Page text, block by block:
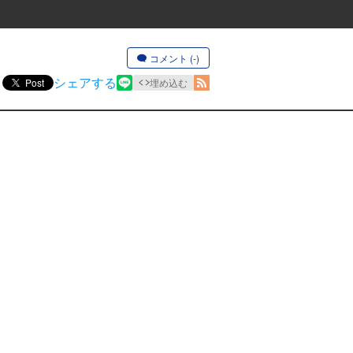
コメント (-)
Post シェアする 埋め込む